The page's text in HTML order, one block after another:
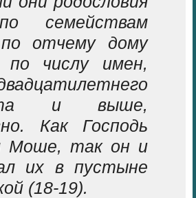
семействам
отчему дому
по числу имен,
и выше,
Как Господь
Моше, так он и
их в пустыне
(18-19).